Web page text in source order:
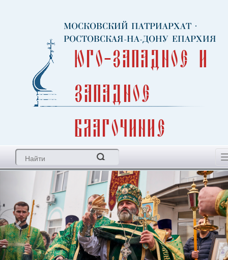
МОСКОВСКИЙ ПАТРИАРХАТ ·
РОСТОВСКАЯ-НА-ДОНУ ЕПАРХИЯ
Юго-Западное и
Западное
благочиние